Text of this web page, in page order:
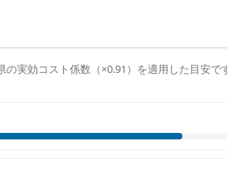
の実効コスト係数（×0.91 ）を適用した目安で